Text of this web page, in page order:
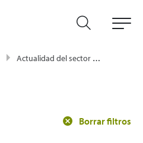
Actualidad del sector energético - Enagás
Borrar filtros